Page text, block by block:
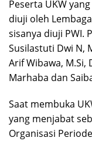
Peserta UKW
diuji oleh
sisanya diuji PWI.
Susilastuti Dwi N,
Arif Wibawa, M.Si,
Marhaba dan
Saat membuka
yang menjabat
Organisasi